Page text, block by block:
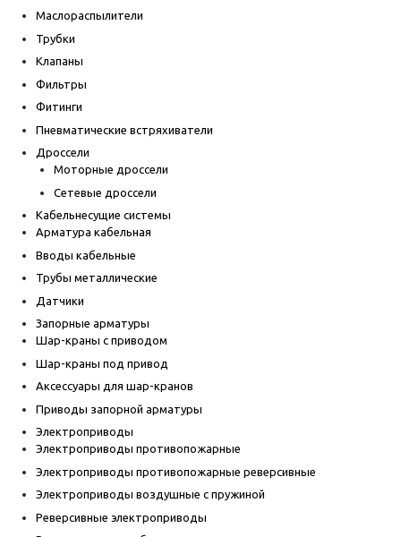
Маслораспылители
Трубки
Клапаны
Фильтры
Фитинги
Пневматические встряхиватели
Дроссели
Моторные дроссели
Сетевые дроссели
Кабельнесущие системы
Арматура кабельная
Вводы кабельные
Трубы металлические
Датчики
Запорные арматуры
Шар-краны с приводом
Шар-краны под привод
Аксессуары для шар-кранов
Приводы запорной арматуры
Электроприводы
Электроприводы противопожарные
Электроприводы противопожарные реверсивные
Электроприводы воздушные с пружиной
Реверсивные электроприводы